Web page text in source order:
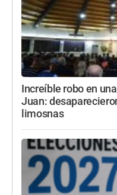
Increíble robo en
Juan:
limosnas